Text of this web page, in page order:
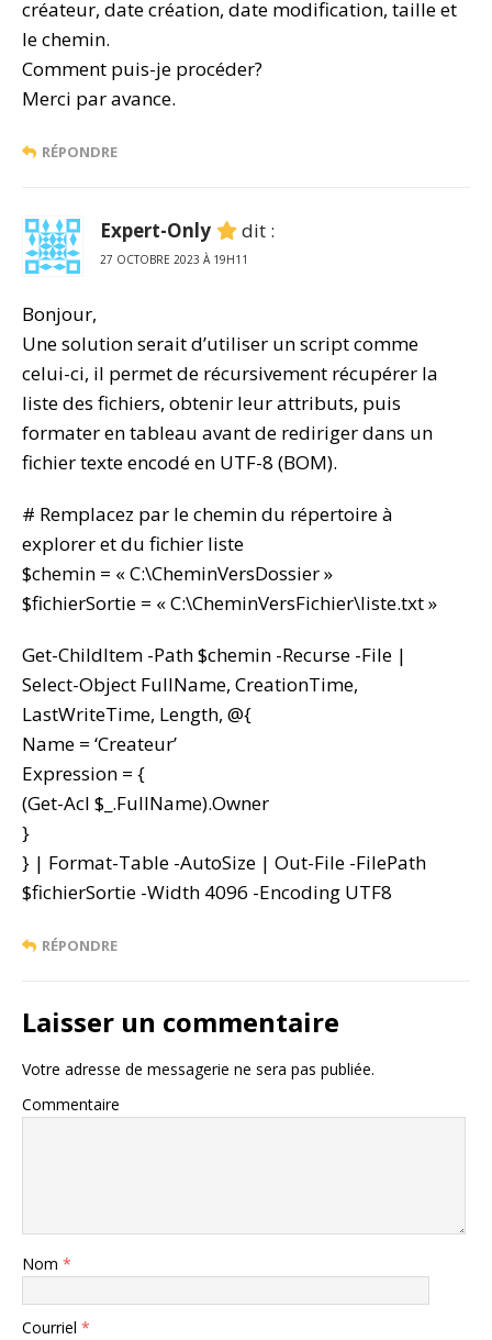
créateur, date création, date modification, taille et
le chemin.
Comment puis-je procéder?
Merci par avance.
RÉPONDRE
Expert-Only dit :
27 OCTOBRE 2023 À 19H11
Bonjour,
Une solution serait d’utiliser un script comme
celui-ci, il permet de récursivement récupérer la
liste des fichiers, obtenir leur attributs, puis
formater en tableau avant de rediriger dans un
fichier texte encodé en UTF-8 (BOM).
# Remplacez par le chemin du répertoire à
explorer et du fichier liste
$chemin = « C:\CheminVersDossier »
$fichierSortie = « C:\CheminVersFichier\liste.txt »
Get-ChildItem -Path $chemin -Recurse -File |
Select-Object FullName, CreationTime,
LastWriteTime, Length, @{
Name = ‘Createur’
Expression = {
(Get-Acl $_.FullName).Owner
}
} | Format-Table -AutoSize | Out-File -FilePath
$fichierSortie -Width 4096 -Encoding UTF8
RÉPONDRE
Laisser un commentaire
Votre adresse de messagerie ne sera pas publiée.
Commentaire
Nom *
Courriel *